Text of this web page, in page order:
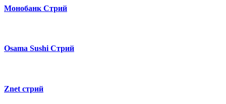
Монобанк Стрий
Osama Sushi Стрий
Znet стрий